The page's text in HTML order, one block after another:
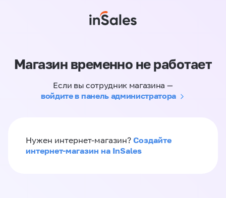
Магазин временно не работает
Если вы сотрудник магазина —
войдите в панель администратора
Нужен интернет-магазин? Создайте
интернет-магазин на InSales